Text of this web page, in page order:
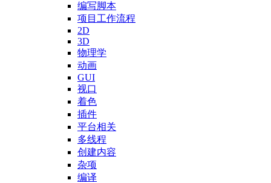
编写脚本
项目工作流程
2D
3D
物理学
动画
GUI
视口
着色
插件
平台相关
多线程
创建内容
杂项
编译